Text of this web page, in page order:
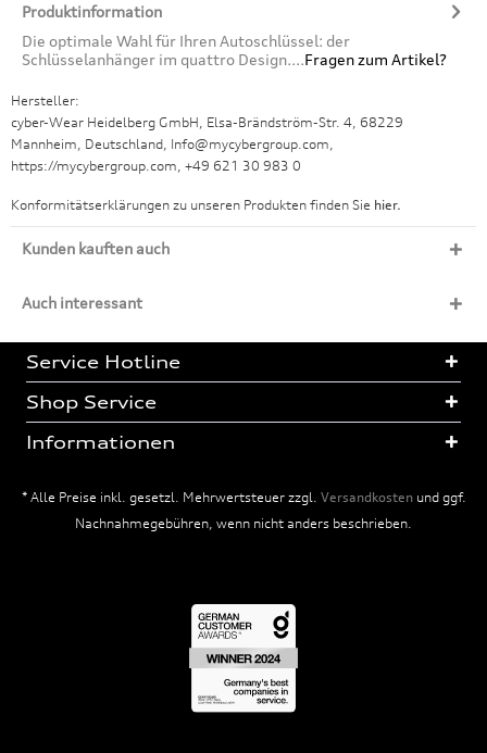
Produktinformation
Die optimale Wahl für Ihren Autoschlüssel: der
Schlüsselanhänger im quattro Design....Fragen zum Artikel?
Hersteller:
cyber-Wear Heidelberg GmbH, Elsa-Brändström-Str. 4, 68229
Mannheim, Deutschland, Info@mycybergroup.com,
https://mycybergroup.com, +49 621 30 983 0
Konformitätserklärungen zu unseren Produkten finden Sie hier.
Kunden kauften auch
Auch interessant
Service Hotline
Shop Service
Informationen
* Alle Preise inkl. gesetzl. Mehrwertsteuer zzgl. Versandkostenund ggf.
Nachnahmegebühren, wenn nicht anders beschrieben.